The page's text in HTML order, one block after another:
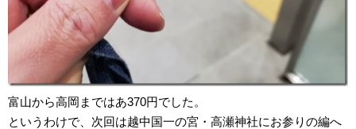
富山から高岡まではあ370円でした。
というわけで、次回は越中国一の宮・高瀬神社にお参りの編へ